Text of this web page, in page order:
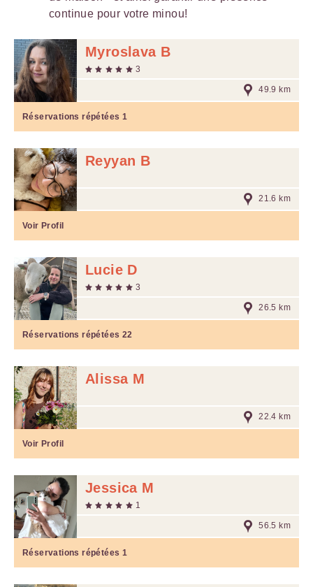
continue pour votre minou!
Myroslava B
3
49.9 km
Réservations répétées 1
Reyyan B
21.6 km
Voir Profil
Lucie D
3
26.5 km
Réservations répétées 22
Alissa M
22.4 km
Voir Profil
Jessica M
1
56.5 km
Réservations répétées 1